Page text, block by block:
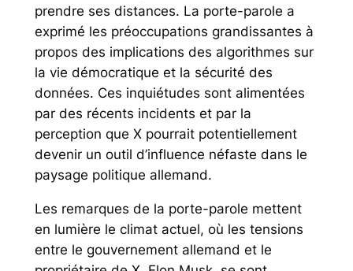
prendre ses distances. La porte-parole a
exprimé les préoccupations grandissantes à
propos des implications des algorithmes sur
la vie démocratique et la sécurité des
données. Ces inquiétudes sont alimentées
par des récents incidents et par la
perception que X pourrait potentiellement
devenir un outil d’influence néfaste dans le
paysage politique allemand.
Les remarques de la porte-parole mettent
en lumière le climat actuel, où les tensions
entre le gouvernement allemand et le